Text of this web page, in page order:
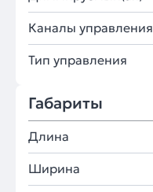
Каналы управления
Тип управления
Габариты
Длина
Ширина